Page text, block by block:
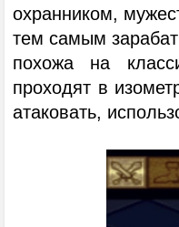
охранником,
тем самым
похожа на
проходят в
атаковать,